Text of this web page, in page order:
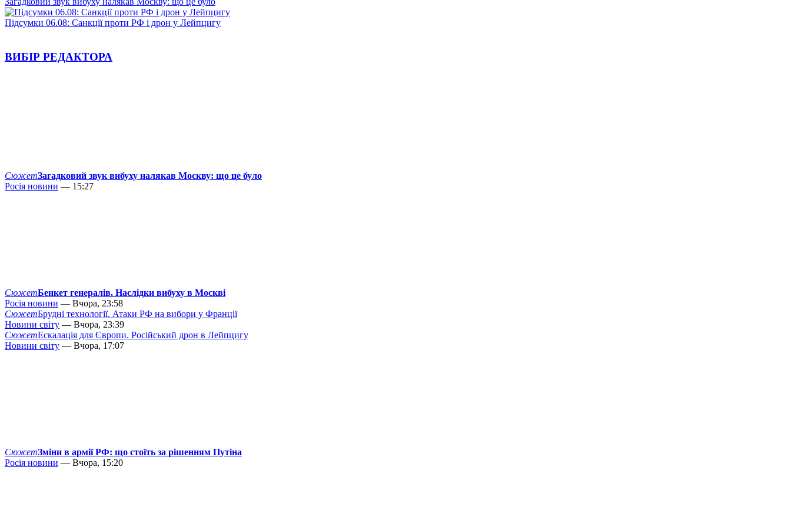
Підсумки 06.08: Санкції проти РФ і дрон у Лейпцигу
ВИБІР РЕДАКТОРА
СюжетЗагадковий звук вибуху налякав Москву: що це було
Росія новини — 15:27
СюжетБенкет генералів. Наслідки вибуху в Москві
Росія новини — Вчора, 23:58
СюжетБрудні технології. Атаки РФ на вибори у Франції
Новини світу — Вчора, 23:39
СюжетЕскалація для Європи. Російський дрон в Лейпцигу
Новини світу — Вчора, 17:07
СюжетЗміни в армії РФ: що стоїть за рішенням Путіна
Росія новини — Вчора, 15:20